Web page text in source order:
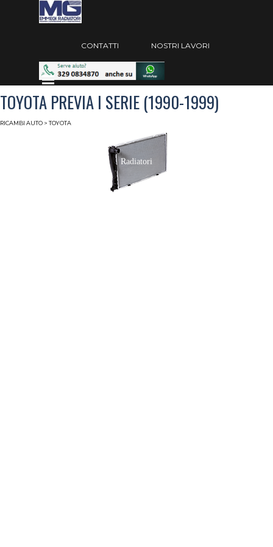
Vai ai contenuti
Salta menù
CONTATTI NOSTRI LAVORI
Salta menù
TOYOTA PREVIA I SERIE (1990-1999)
RICAMBI AUTO > TOYOTA
Radiatori